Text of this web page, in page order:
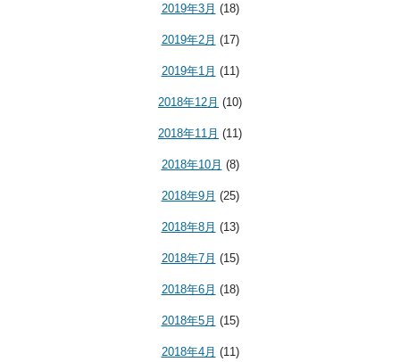
2019年3月 (18)
2019年2月 (17)
2019年1月 (11)
2018年12月 (10)
2018年11月 (11)
2018年10月 (8)
2018年9月 (25)
2018年8月 (13)
2018年7月 (15)
2018年6月 (18)
2018年5月 (15)
2018年4月 (11)